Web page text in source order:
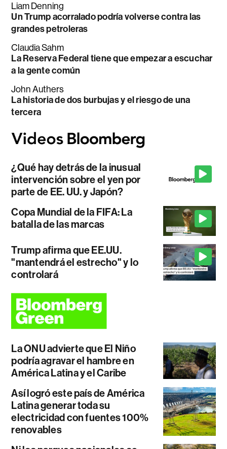
Liam Denning
Un Trump acorralado podría volverse contra las
grandes petroleras
Claudia Sahm
La Reserva Federal tiene que empezar a escuchar
a la gente común
John Authers
La historia de dos burbujas y el riesgo de una
tercera
¿Qué hay detrás de la inusual
intervención sobre el yen por
parte de EE. UU. y Japón?
Copa Mundial de la FIFA: La
batalla de las marcas
Trump afirma que EE.UU.
"mantendrá el estrecho" y lo
controlará
La ONU advierte que El Niño
podría agravar el hambre en
América Latina y el Caribe
Así logró este país de América
Latina generar toda su
electricidad con fuentes 100%
renovables